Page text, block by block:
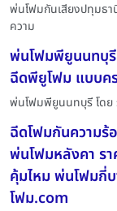
พ่นโฟมกันเสียงปทุมธา
ความ
พ่นโฟมพียูนนทบุ
ฉีดพียูโฟม แบบค
พ่นโฟมพียูนนทบุรี โด
ฉีดโฟมกันความร้
พ่นโฟมหลังคา ร
คุ้มไหม พ่นโฟมกี่
โฟม.com